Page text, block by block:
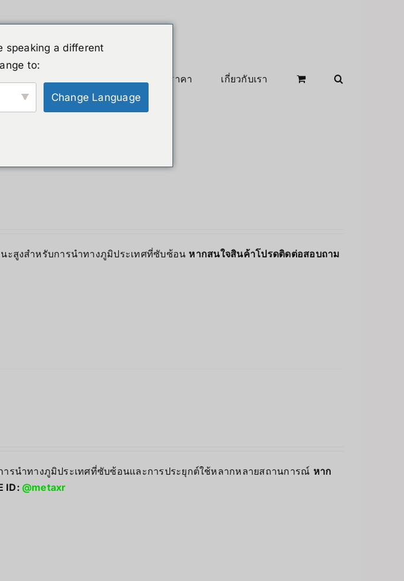
สินค้าลดราคา เกี่ยวกับเรา
ะสูงสำหรับการนำทางภูมิประเทศที่ซับซ้อน หากสนใจสินค้าโปรดติดต่อสอบถาม
รนำทางภูมิประเทศที่ซับซ้อนและการประยุกต์ใช้หลากหลายสถานการณ์ หาก
ID: @metaxr
speaking a different
to:
Change Language